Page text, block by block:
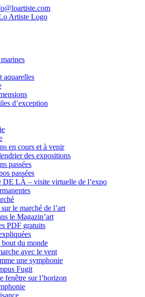
aquarelles
d’exception
en cours et à venir
des expositions
passées
passées
DE LÀ – visite virtuelle de l’expo
le marché de l’art
le Magazin’art
PDF gratuits
du monde
avec le vent
une symphonie
Fugit
fenêtre sur l’horizon